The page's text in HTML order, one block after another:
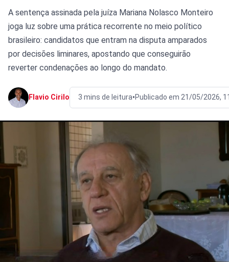
A sentença assinada pela juíza Mariana Nolasco Monteiro
joga luz sobre uma prática recorrente no meio político
brasileiro: candidatos que entram na disputa amparados
por decisões liminares, apostando que conseguirão
reverter condenações ao longo do mandato.
Flavio Cirilo 3 mins de leitura•Publicado em 21/05/2026,